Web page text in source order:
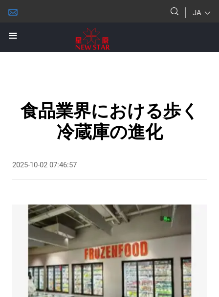
JA
食品業界における歩く
冷蔵庫の進化
2025-10-02 07:46:57